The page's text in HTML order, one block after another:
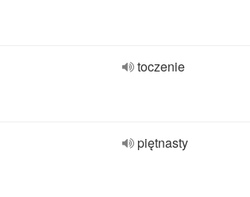
toczenie
piętnasty